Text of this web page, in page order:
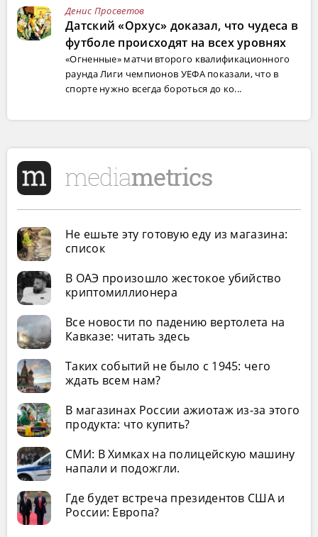
Денис Просветов
Датский «Орхус» доказал, что чудеса в
футболе происходят на всех уровнях
«Огненные» матчи второго квалификационного
раунда Лиги чемпионов УЕФА показали, что в
спорте нужно всегда бороться до ко...
Не ешьте эту готовую еду из магазина:
список
В ОАЭ произошло жестокое убийство
криптомиллионера
Все новости по падению вертолета на
Кавказе: читать здесь
Таких событий не было с 1945: чего
ждать всем нам?
В магазинах России ажиотаж из-за этого
продукта: что купить?
СМИ: В Химках на полицейскую машину
напали и подожгли.
Где будет встреча президентов США и
России: Европа?